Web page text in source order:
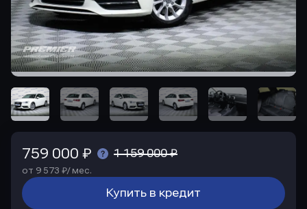
759 000 ₽ 1 159 000 ₽
от 9 573 ₽/ мес.
Купить в кредит